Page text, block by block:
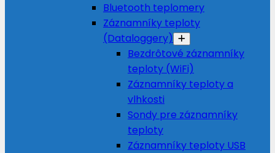
Bluetooth teplomery
Záznamníky teploty
(Dataloggery)
Bezdrôtové záznamníky
teploty (WiFi)
Záznamníky teploty a
vlhkosti
Sondy pre záznamníky
teploty
Záznamníky teploty USB